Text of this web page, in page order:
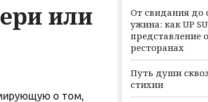
или
о том,
От свидания до
ужина: как UP
представление
ресторанах
Путь души
стихии